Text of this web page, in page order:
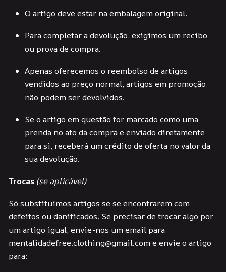
O artigo deve estar na embalagem original.
Para completar a devolução, exigimos um recibo
ou prova de compra.
Apenas oferecemos o reembolso de artigos
vendidos ao preço normal, artigos em promoção
não podem ser devolvidos.
Se o artigo em questão for marcado como uma
prenda no ato da compra e enviado diretamente
para si, receberá um crédito de oferta no valor da
sua devolução.
Trocas (se aplicável)
Só substituímos artigos se se encontrarem com
defeitos ou danificados. Se precisar de trocar algo por
um artigo igual, envie-nos um email para
mentalidadefree.clothing@gmail.com e envie o artigo
para: